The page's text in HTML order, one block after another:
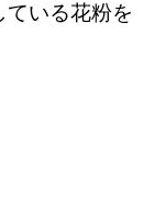
いる花粉を